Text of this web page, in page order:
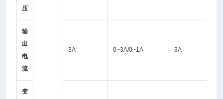
压
输
出
电
流
3A 0~3A/0~1A 3A
变